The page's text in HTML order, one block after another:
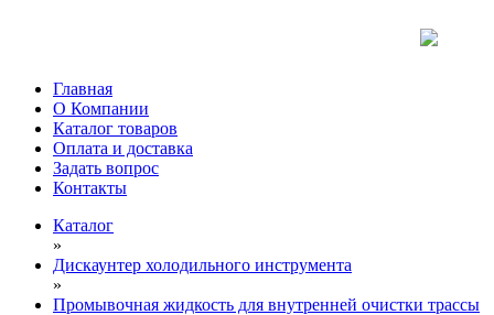
Главная
О Компании
Каталог товаров
Оплата и доставка
Задать вопрос
Контакты
Каталог
»
Дискаунтер холодильного инструмента
»
Промывочная жидкость для внутренней очистки трассы